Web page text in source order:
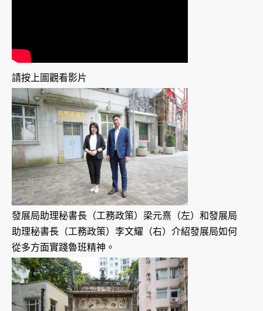
請按上圖觀看影片
發展局助理秘書長（工務政策）梁元熹（左）和發展局
助理秘書長（工務政策）李文耀（右）介紹發展局如何
從多方面實踐魯班精神。